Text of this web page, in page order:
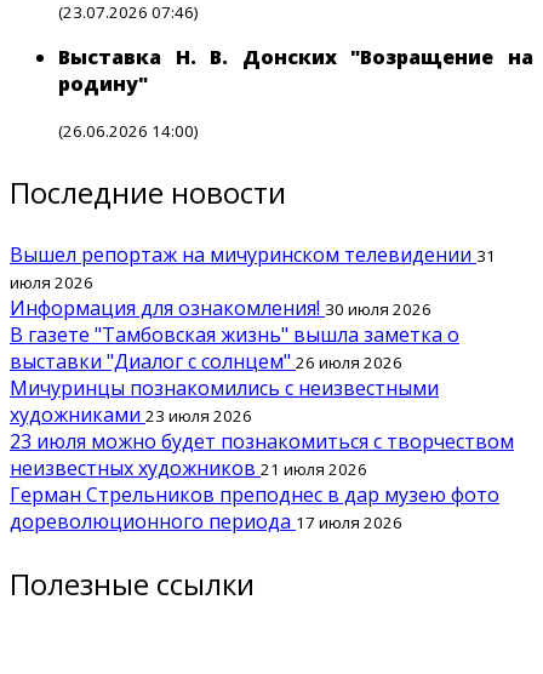
(23.07.2026 07:46)
Выставка Н. В. Донских "Возращение на
родину"
(26.06.2026 14:00)
Последние новости
Вышел репортаж на мичуринском телевидении 31
июля 2026
Информация для ознакомления! 30 июля 2026
В газете "Тамбовская жизнь" вышла заметка о
выставки "Диалог с солнцем" 26 июля 2026
Мичуринцы познакомились с неизвестными
художниками 23 июля 2026
23 июля можно будет познакомиться с творчеством
неизвестных художников 21 июля 2026
Герман Стрельников преподнес в дар музею фото
дореволюционного периода 17 июля 2026
Полезные ссылки